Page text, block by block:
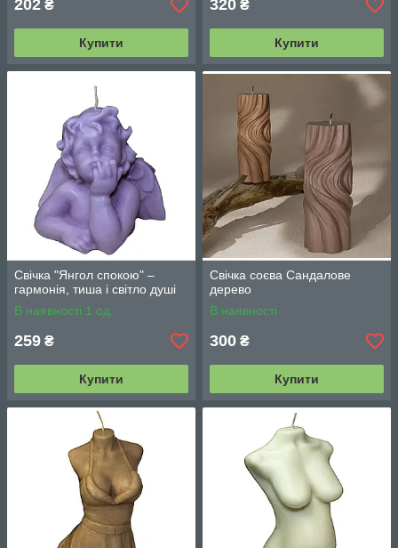
202 ₴
Купити
320 ₴
Купити
Свічка "Янгол спокою" –
гармонія, тиша і світло душі
В наявності 1 од.
259 ₴
Купити
Свічка соєва Сандалове
дерево
В наявності
300 ₴
Купити